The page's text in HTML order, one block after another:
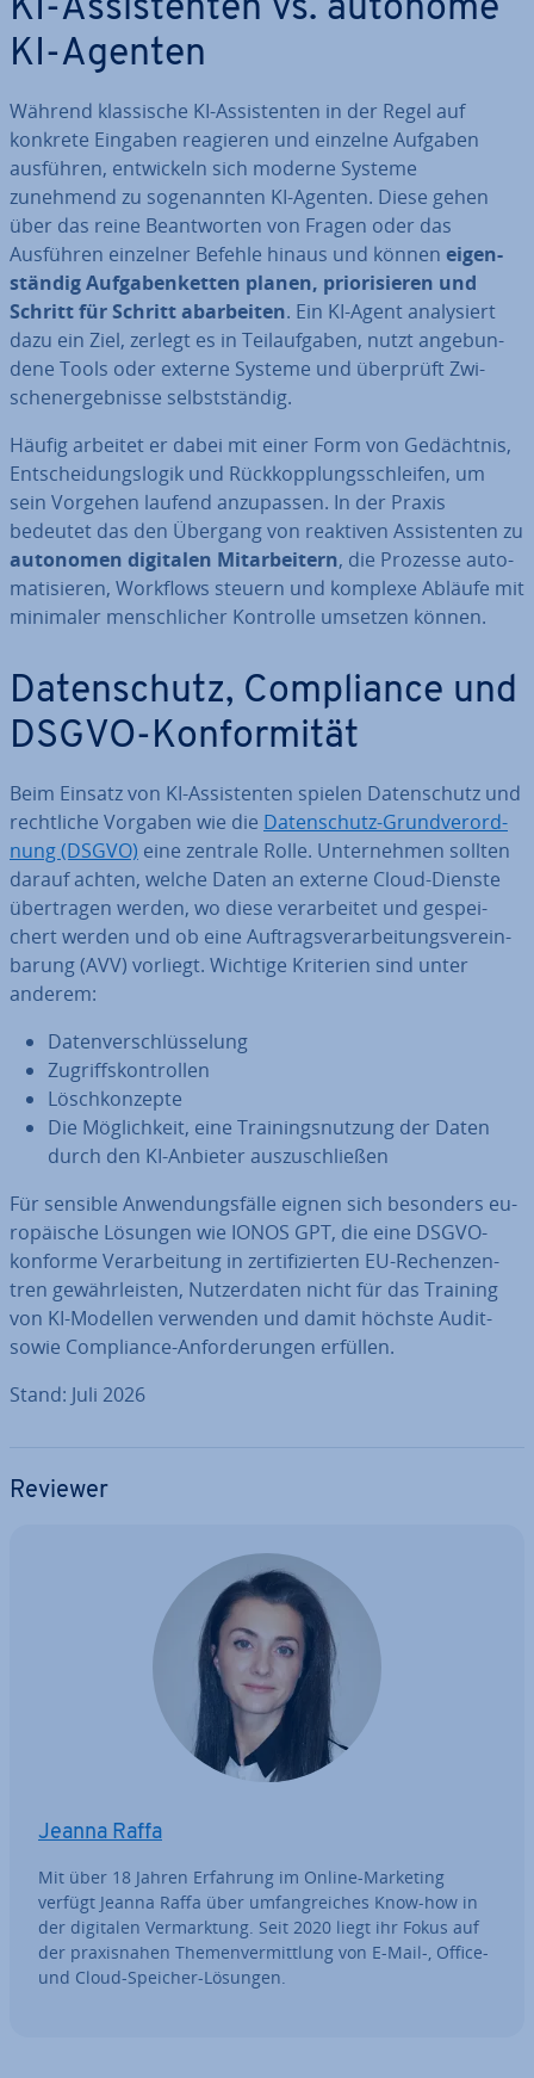
KI-As­sis­ten­ten vs. autonome
KI-Agenten
Während klas­si­sche KI-As­sis­ten­ten in der Regel auf
konkrete Eingaben reagieren und einzelne Aufgaben
ausführen, ent­wi­ckeln sich moderne Systeme
zunehmend zu so­ge­nann­ten KI-Agenten. Diese gehen
über das reine Be­ant­wor­ten von Fragen oder das
Ausführen einzelner Befehle hinaus und können ei­gen­
stän­dig Auf­ga­ben­ket­ten planen, prio­ri­sie­ren und
Schritt für Schritt ab­ar­bei­ten. Ein KI-Agent ana­ly­siert
dazu ein Ziel, zerlegt es in Teil­auf­ga­ben, nutzt an­ge­bun­
de­ne Tools oder externe Systeme und überprüft Zwi­
schen­er­geb­nis­se selbst­stän­dig.
Häufig arbeitet er dabei mit einer Form von Ge­dächt­nis,
Ent­schei­dungs­lo­gik und Rück­kopp­lungs­schlei­fen, um
sein Vorgehen laufend an­zu­pas­sen. In der Praxis
bedeutet das den Übergang von reaktiven As­sis­ten­ten zu
autonomen digitalen Mit­ar­bei­tern, die Prozesse au­to­
ma­ti­sie­ren, Workflows steuern und komplexe Abläufe mit
minimaler mensch­li­cher Kontrolle umsetzen können.
Da­ten­schutz, Com­pli­ance und
DSGVO-Kon­for­mi­tät
Beim Einsatz von KI-As­sis­ten­ten spielen Da­ten­schutz und
recht­li­che Vorgaben wie die Da­ten­schutz-Grund­ver­ord­
nung (DSGVO) eine zentrale Rolle. Un­ter­neh­men sollten
darauf achten, welche Daten an externe Cloud-Dienste
über­tra­gen werden, wo diese ver­ar­bei­tet und ge­spei­
chert werden und ob eine Auf­trags­ver­ar­bei­tungs­ver­ein­
ba­rung (AVV) vorliegt. Wichtige Kriterien sind unter
anderem:
Da­ten­ver­schlüs­se­lung
Zu­griffs­kon­trol­len
Lösch­kon­zep­te
Die Mög­lich­keit, eine Trai­nings­nut­zung der Daten
durch den KI-Anbieter aus­zu­schlie­ßen
Für sensible An­wen­dungs­fäl­le eignen sich besonders eu­
ro­päi­sche Lösungen wie IONOS GPT, die eine DSGVO-
konforme Ver­ar­bei­tung in zer­ti­fi­zier­ten EU-Re­chen­zen­
tren ge­währ­leis­ten, Nut­zer­da­ten nicht für das Training
von KI-Modellen verwenden und damit höchste Audit-
sowie Com­pli­ance-An­for­de­run­gen erfüllen.
Stand: Juli 2026
Reviewer
Jeanna Raffa
Mit über 18 Jahren Erfahrung im Online-Marketing
verfügt Jeanna Raffa über um­fang­rei­ches Know-how in
der digitalen Ver­mark­tung. Seit 2020 liegt ihr Fokus auf
der pra­xis­na­hen The­men­ver­mitt­lung von E-Mail-, Office-
und Cloud-Speicher-Lösungen.